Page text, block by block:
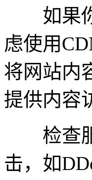
如果你
虑使用
将网站内
提供内容
检查服
击，如